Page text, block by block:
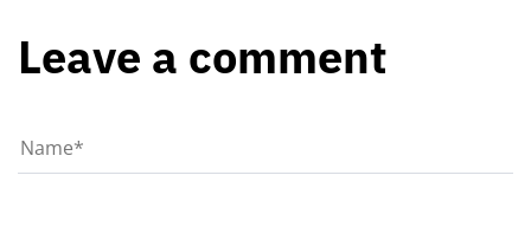
Leave a comment